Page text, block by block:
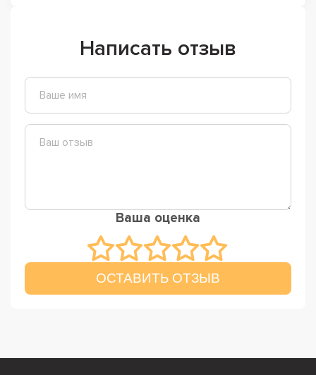
Написать отзыв
Ваша оценка
ОСТАВИТЬ ОТЗЫВ